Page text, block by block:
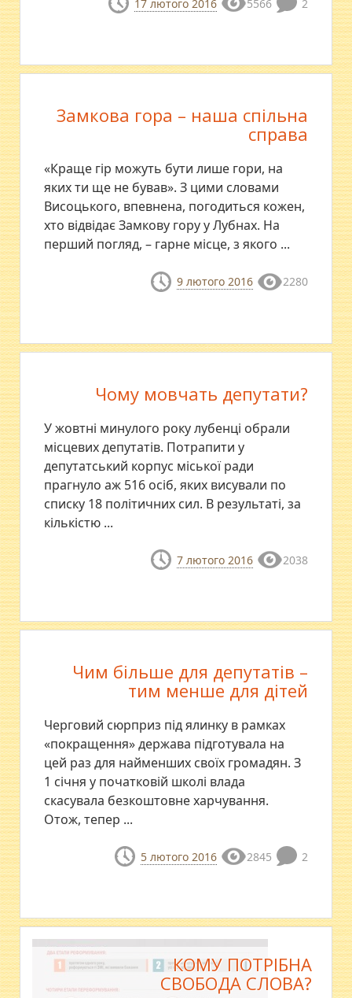
17 лютого 2016 5566 2
Замкова гора – наша спільна
справа
«Краще гір можуть бути лише гори, на
яких ти ще не бував». З цими словами
Висоцького, впевнена, погодиться кожен,
хто відвідає Замкову гору у Лубнах. На
перший погляд, – гарне місце, з якого ...
9 лютого 2016 2280
Чому мовчать депутати?
У жовтні минулого року лубенці обрали
місцевих депутатів. Потрапити у
депутатський корпус міської ради
прагнуло аж 516 осіб, яких висували по
списку 18 політичних сил. В результаті, за
кількістю ...
7 лютого 2016 2038
Чим більше для депутатів –
тим менше для дітей
Черговий сюрприз під ялинку в рамках
«покращення» держава підготувала на
цей раз для найменших своїх громадян. З
1 січня у початковій школі влада
скасувала безкоштовне харчування.
Отож, тепер ...
5 лютого 2016 2845 2
КОМУ ПОТРІБНА
СВОБОДА СЛОВА?